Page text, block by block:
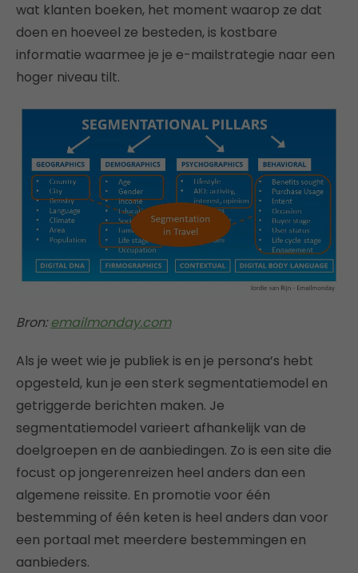
wat klanten boeken, het moment waarop ze dat
doen en hoeveel ze besteden, is kostbare
informatie waarmee je je e-mailstrategie naar een
hoger niveau tilt.
Bron:emailmonday.com
Als je weet wie je publiek is en je persona’s hebt
opgesteld, kun je een sterk segmentatiemodel en
getriggerde berichten maken. Je
segmentatiemodel varieert afhankelijk van de
doelgroepen en de aanbiedingen. Zo is een site die
focust op jongerenreizen heel anders dan een
algemene reissite. En promotie voor één
bestemming of één keten is heel anders dan voor
een portaal met meerdere bestemmingen en
aanbieders.